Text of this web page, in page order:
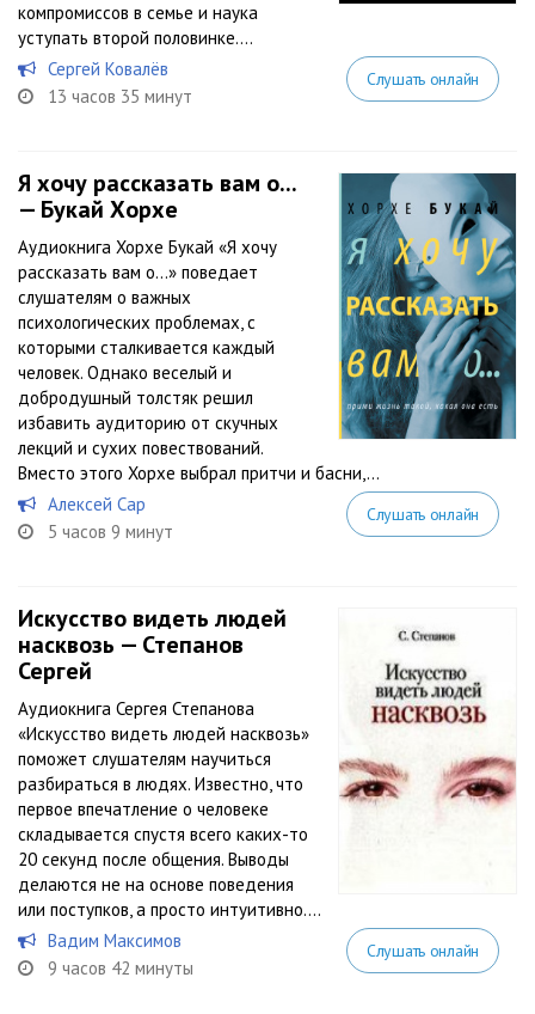
компромиссов в семье и наука
уступать второй половинке....
Сергей Ковалёв
13 часов 35 минут
Слушать онлайн
Я хочу рассказать вам о...
— Букай Хорхе
Аудиокнига Хорхе Букай «Я хочу
рассказать вам о…» поведает
слушателям о важных
психологических проблемах, с
которыми сталкивается каждый
человек. Однако веселый и
добродушный толстяк решил
избавить аудиторию от скучных
лекций и сухих повествований.
Вместо этого Хорхе выбрал притчи и басни,...
Алексей Сар
5 часов 9 минут
Слушать онлайн
Искусство видеть людей
насквозь — Степанов
Сергей
Аудиокнига Сергея Степанова
«Искусство видеть людей насквозь»
поможет слушателям научиться
разбираться в людях. Известно, что
первое впечатление о человеке
складывается спустя всего каких-то
20 секунд после общения. Выводы
делаются не на основе поведения
или поступков, а просто интуитивно....
Вадим Максимов
9 часов 42 минуты
Слушать онлайн